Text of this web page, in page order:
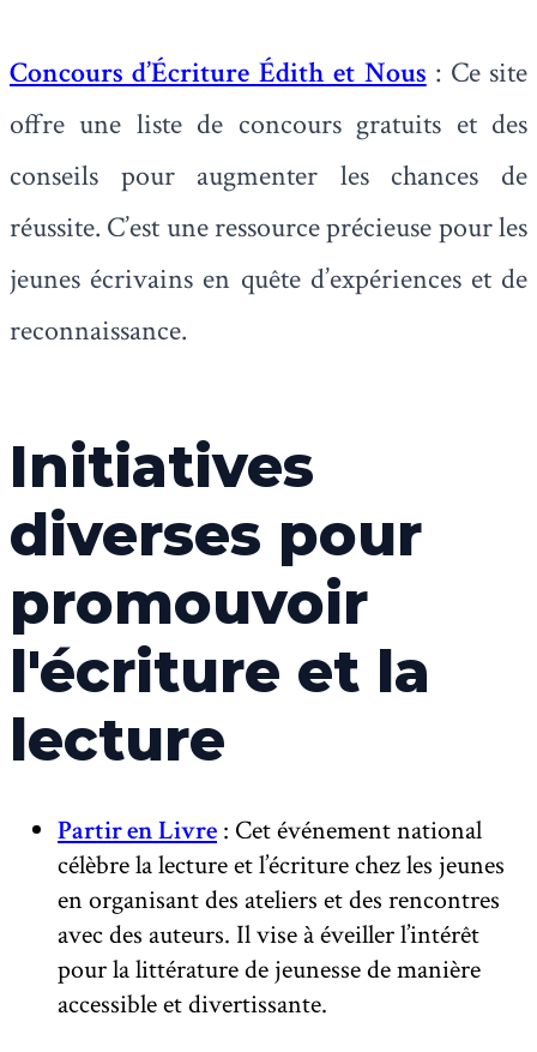
Concours d’Écriture Édith et Nous : Ce site
offre une liste de concours gratuits et des
conseils pour augmenter les chances de
réussite. C’est une ressource précieuse pour les
jeunes écrivains en quête d’expériences et de
reconnaissance.
Initiatives
diverses pour
promouvoir
l'écriture et la
lecture
Partir en Livre : Cet événement national
célèbre la lecture et l’écriture chez les jeunes
en organisant des ateliers et des rencontres
avec des auteurs. Il vise à éveiller l’intérêt
pour la littérature de jeunesse de manière
accessible et divertissante.